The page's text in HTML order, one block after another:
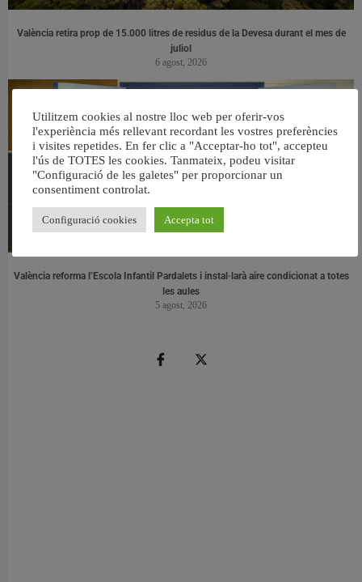
València retira prop de 15.000 litres de residus de la Devesa durant el mes de
juliol
6 agost, 2026
València reforma l’Escola Infantil Pardalets i instal·larà aire condicionat a totes
les aules
5 agost, 2026
Utilitzem cookies al nostre lloc web per oferir-vos
l'experiència més rellevant recordant les vostres preferències
i visites repetides. En fer clic a "Acceptar-ho tot", accepteu
l'ús de TOTES les cookies. Tanmateix, podeu visitar
"Configuració de les galetes" per proporcionar un
consentiment controlat.
Configuració cookies Accepta tot